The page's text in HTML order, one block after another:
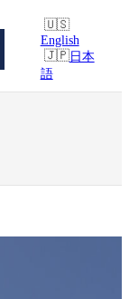
English
日本
語